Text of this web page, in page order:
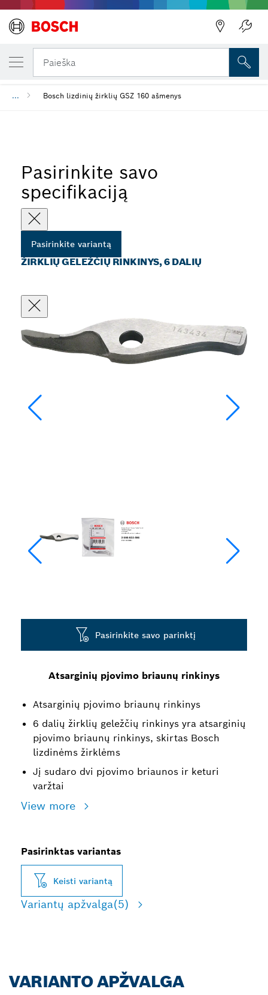
Paieška
... Bosch lizdinių žirklių GSZ 160 ašmenys
Pasirinkite savo
specifikaciją
Pasirinkite variantą
ŽIRKLIŲ GELEŽČIŲ RINKINYS, 6 DALIŲ
Atsarginių pjovimo briaunų rinkinys
Atsarginių pjovimo briaunų rinkinys
6 dalių žirklių geležčių rinkinys yra atsarginių
pjovimo briaunų rinkinys, skirtas Bosch
lizdinėms žirklėms
Jį sudaro dvi pjovimo briaunos ir keturi
varžtai
View more
Pasirinkite savo parinktį
Pasirinktas variantas
Keisti variantą
Variantų apžvalga(5)
JŪSŲ PASIRINKTAS VARIANTAS
Žirklių geležčių rinkinys, 6 dalių
VARIANTO APŽVALGA